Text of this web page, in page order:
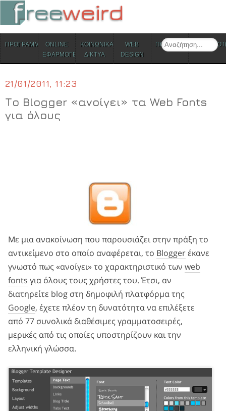
Search
Skip to content
ΠΡΟΓΡΑΜΜΑΤΑONLINE
ΕΦΑΡΜΟΓΕΣ
ΚΟΙΝΩΝΙΚΑ
ΔΙΚΤΥΑ
WEB
DESIGN
ΠΟΛΙΤΙΣΜΟΣ
21/01/2011, 11:23
Το Blogger «ανοίγει» τα Web Fonts
για όλους
Με μια ανακοίνωση που παρουσιάζει στην πράξη το
αντικείμενο στο οποίο αναφέρεται, το Bloggerέκανε
γνωστό πως «ανοίγει» το χαρακτηριστικό των web
fonts για όλους τους χρήστες του. Έτσι, αν
διατηρείτε blog στη δημοφιλή πλατφόρμα της
Google, έχετε πλέον τη δυνατότητα να επιλέξετε
από 77 συνολικά διαθέσιμες γραμματοσειρές,
μερικές από τις οποίες υποστηρίζουν και την
ελληνική γλώσσα.